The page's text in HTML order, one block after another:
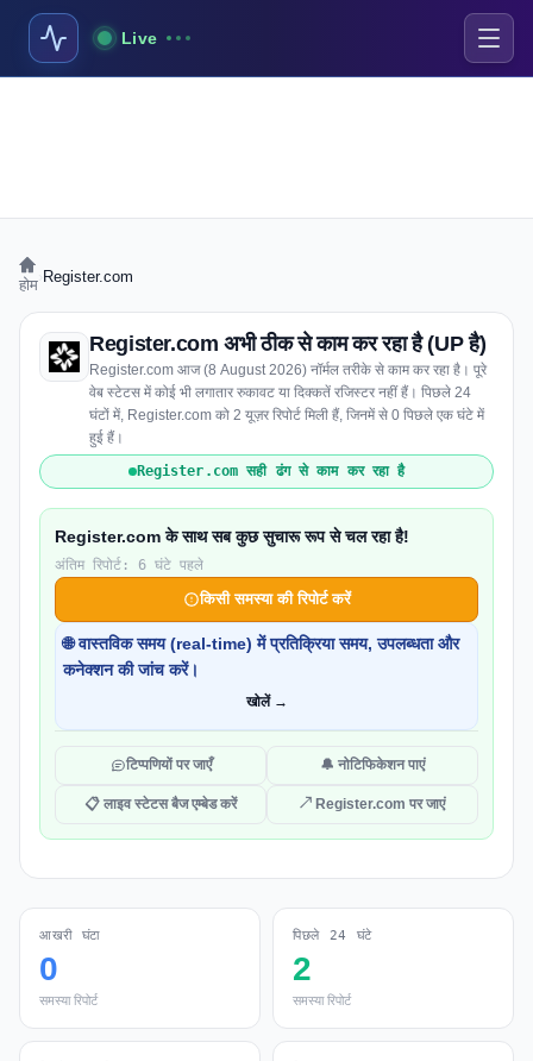
Live
होम Register.com
Register.com अभी ठीक से काम कर रहा है (UP है)
Register.com आज (8 August 2026) नॉर्मल तरीके से काम कर रहा है। पूरे
वेब स्टेटस में कोई भी लगातार रुकावट या दिक्कतें रजिस्टर नहीं हैं। पिछले 24
घंटों में, Register.com को 2 यूज़र रिपोर्ट मिली हैं, जिनमें से 0 पिछले एक घंटे में
हुई हैं।
Register.com सही ढंग से काम कर रहा है
Register.com के साथ सब कुछ सुचारू रूप से चल रहा है!
अंतिम रिपोर्ट: 6 घंटे पहले
किसी समस्या की रिपोर्ट करें
🌐 वास्तविक समय (real-time) में प्रतिक्रिया समय, उपलब्धता और
कनेक्शन की जांच करें।
खोलें →
टिप्पणियों पर जाएँ 🔔 नोटिफिकेशन पाएं
📋 लाइव स्टेटस बैज एम्बेड करें ↗ Register.com पर जाएं
आखरी घंटा
0
समस्या रिपोर्ट
पिछले 24 घंटे
2
समस्या रिपोर्ट